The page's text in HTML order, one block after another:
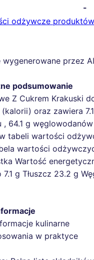
-
odżywcze produktów
wygenerowane przez AI
podsumowanie
Z Cukrem Krakuski
oraz zawiera
, 64.1 g
tabeli wartości
wartości
Wartość
7.1 g Tłuszcz 23.2 g
kulinarne
w praktyce